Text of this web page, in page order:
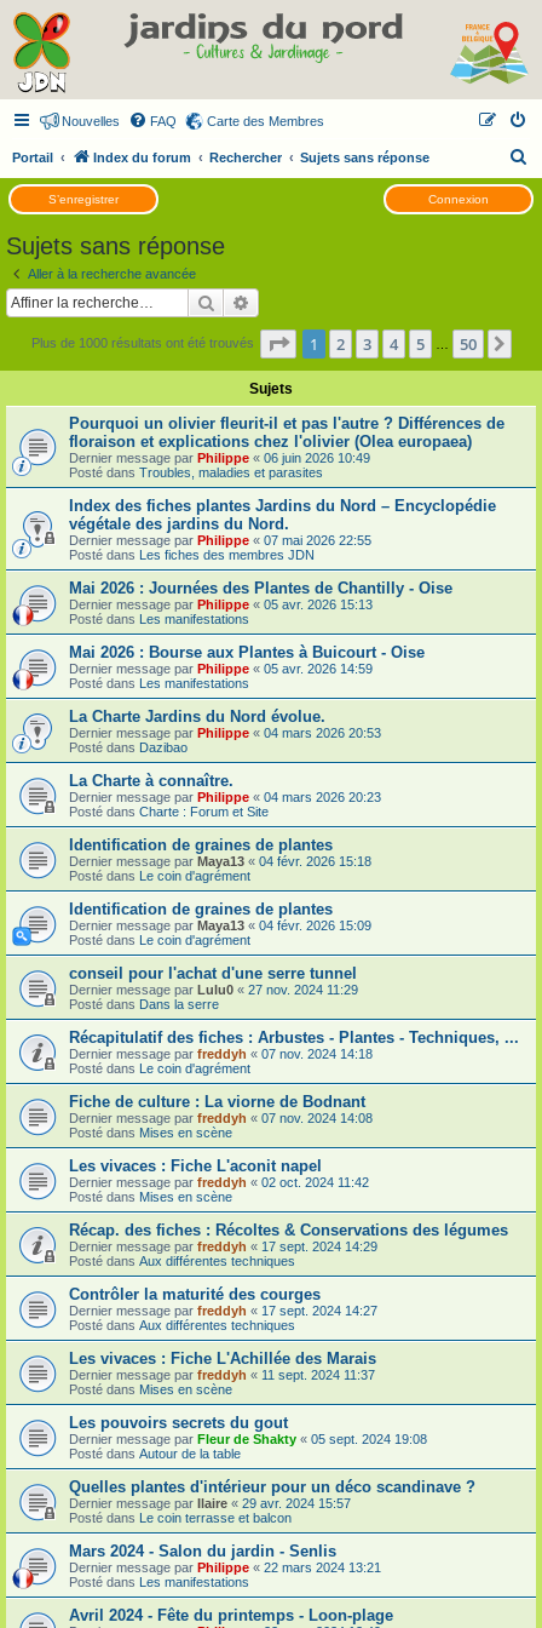
Nouvelles FAQ Carte des Membres
Portail Index du forum Rechercher Sujets sans réponse
e
c
S’enregistrer Connexion
Sujets sans réponse
Aller à la recherche avancée
Rechercher
Plus de 1000 résultats ont été trouvés Page 1sur50
1 2 3 4 5 50
Sujets
Pourquoi un olivier fleurit-il et pas l'autre ? Différences de
floraison et explications chez l'olivier (Olea europaea)
Dernier message par Philippe « 06 juin 2026 10:49
Posté dans Troubles, maladies et parasites
Index des fiches plantes Jardins du Nord – Encyclopédie
végétale des jardins du Nord.
Dernier message par Philippe « 07 mai 2026 22:55
Posté dans Les fiches des membres JDN
Mai 2026 : Journées des Plantes de Chantilly - Oise
Dernier message par Philippe « 05 avr. 2026 15:13
Posté dans Les manifestations
Mai 2026 : Bourse aux Plantes à Buicourt - Oise
Dernier message par Philippe « 05 avr. 2026 14:59
Posté dans Les manifestations
La Charte Jardins du Nord évolue.
Dernier message par Philippe « 04 mars 2026 20:53
Posté dans Dazibao
La Charte à connaître.
Dernier message par Philippe « 04 mars 2026 20:23
Posté dans Charte : Forum et Site
Identification de graines de plantes
Dernier message par Maya13 « 04 févr. 2026 15:18
Posté dans Le coin d'agrément
Identification de graines de plantes
Dernier message par Maya13 « 04 févr. 2026 15:09
Posté dans Le coin d'agrément
conseil pour l'achat d'une serre tunnel
Dernier message par Lulu0 « 27 nov. 2024 11:29
Posté dans Dans la serre
Récapitulatif des fiches : Arbustes - Plantes - Techniques, ...
Dernier message par freddyh « 07 nov. 2024 14:18
Posté dans Le coin d'agrément
Fiche de culture : La viorne de Bodnant
Dernier message par freddyh « 07 nov. 2024 14:08
Posté dans Mises en scène
Les vivaces : Fiche L'aconit napel
Dernier message par freddyh « 02 oct. 2024 11:42
Posté dans Mises en scène
Récap. des fiches : Récoltes & Conservations des légumes
Dernier message par freddyh « 17 sept. 2024 14:29
Posté dans Aux différentes techniques
Contrôler la maturité des courges
Dernier message par freddyh « 17 sept. 2024 14:27
Posté dans Aux différentes techniques
Les vivaces : Fiche L'Achillée des Marais
Dernier message par freddyh « 11 sept. 2024 11:37
Posté dans Mises en scène
Les pouvoirs secrets du gout
Dernier message par Fleur de Shakty « 05 sept. 2024 19:08
Posté dans Autour de la table
Quelles plantes d'intérieur pour un déco scandinave ?
Dernier message par Ilaire « 29 avr. 2024 15:57
Posté dans Le coin terrasse et balcon
Mars 2024 - Salon du jardin - Senlis
Dernier message par Philippe « 22 mars 2024 13:21
Posté dans Les manifestations
Avril 2024 - Fête du printemps - Loon-plage